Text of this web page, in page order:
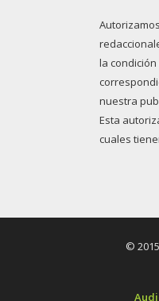
la
nuestra
Esta
cuales
©